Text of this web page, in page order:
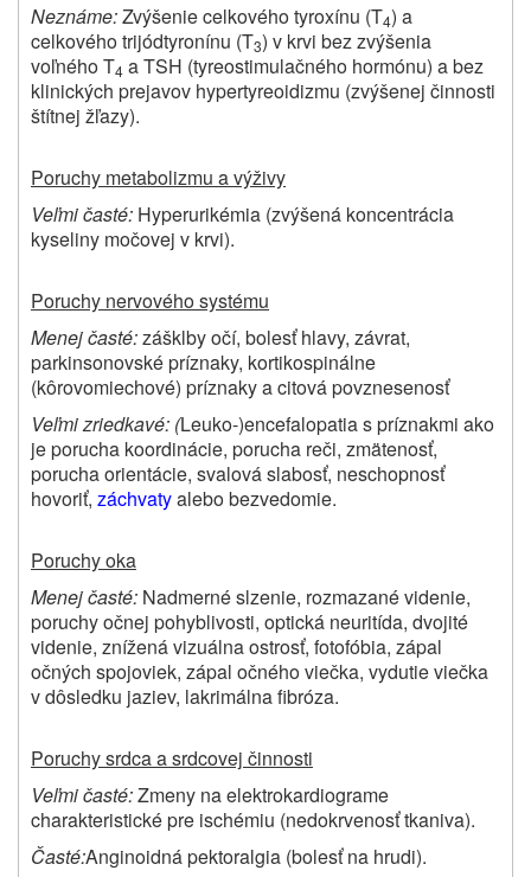
Neznáme:Zvýšenie celkového tyroxínu (T4) a
celkového trijódtyronínu (T3) v krvi bez zvýšenia
voľného T4 a TSH (tyreostimulačného hormónu) a bez
klinických prejavov hypertyreoidizmu (zvýšenej činnosti
štítnej žľazy).
Poruchy metabolizmu a výživy
Veľmi časté: Hyperurikémia (zvýšená koncentrácia
kyseliny močovej v krvi).
Poruchy nervového systému
Menej časté:zášklby očí, bolesť hlavy, závrat,
parkinsonovské príznaky, kortikospinálne
(kôrovomiechové) príznaky a citová povznesenosť
Veľmi zriedkavé: (Leuko-)encefalopatia s príznakmi ako
je porucha koordinácie, porucha reči, zmätenosť,
porucha orientácie, svalová slabosť, neschopnosť
hovoriť, záchvatyalebo bezvedomie.
Poruchy oka
Menej časté: Nadmerné slzenie, rozmazané videnie,
poruchy očnej pohyblivosti, optická neuritída, dvojité
videnie, znížená vizuálna ostrosť, fotofóbia, zápal
očných spojoviek, zápal očného viečka, vydutie viečka
v dôsledku jaziev, lakrimálna fibróza.
Poruchy srdca a srdcovej činnosti
Veľmi časté:Zmeny na elektrokardiograme
charakteristické pre ischémiu (nedokrvenosť tkaniva).
Časté:Anginoidná pektoralgia (bolesť na hrudi).